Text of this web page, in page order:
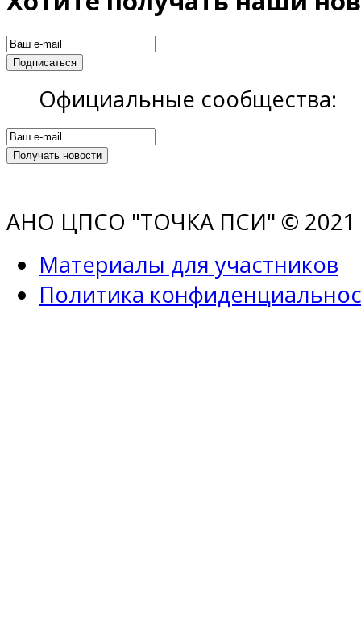
Официальные сообщества:
АНО ЦПСО "ТОЧКА ПСИ" © 2021
Материалы для участников
Политика